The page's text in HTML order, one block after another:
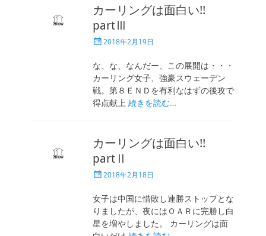
カーリングは面白い!!
partⅢ
投
日
2018年2月19日
な、な、なんだー、この展開は・・・
カーリング女子、強豪スウェーデン
戦。第８ＥＮＤを有利なはずの後攻で
得点献上 続きを読む…
カーリングは面白い!!
partⅡ
投
日
2018年2月18日
女子は中国に惜敗し連勝ストップとな
りましたが、夜にはＯＡＲに完勝し白
星を増やしました。 カーリングは面